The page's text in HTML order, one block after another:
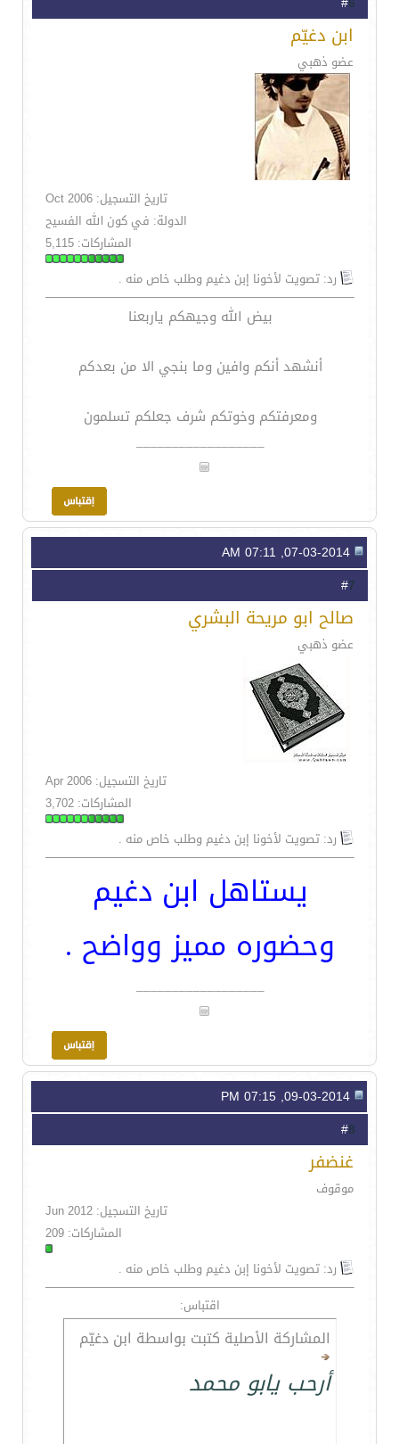
ابن دغيّم
عضو ذهبي
تاريخ التسجيل: Oct 2006
الدولة: في كون الله الفسيح
المشاركات: 5,115
رد: تصويت لأخونا إبن دغيم وطلب خاص منه .
بيض الله وجيهكم ياربعنا
أنشهد أنكم وافين وما بنجي الا من بعدكم
ومعرفتكم وخوتكم شرف جعلكم تسلمون
__________________
7
صالح ابو مريحة البشري
عضو ذهبي
تاريخ التسجيل: Apr 2006
المشاركات: 3,702
رد: تصويت لأخونا إبن دغيم وطلب خاص منه .
يستاهل ابن دغيم
وحضوره مميز وواضح .
__________________
8
غنضفر
موقوف
تاريخ التسجيل: Jun 2012
المشاركات: 209
رد: تصويت لأخونا إبن دغيم وطلب خاص منه .
اقتباس:
المشاركة الأصلية كتبت بواسطة ابن دغيّم
أرحب يابو محمد